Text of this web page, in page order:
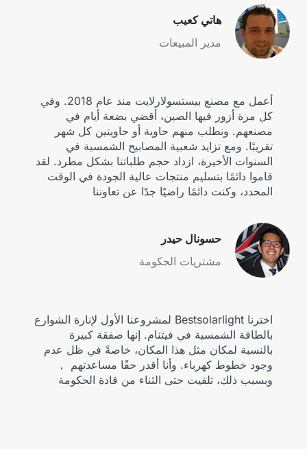
هاتي كعيب
مدير المبيعات
أعمل مع مصنع بيستسولارلايت منذ عام 2018. وفي
كل مرة أزور فيها الصين، أقضي بضعة أيام في
مصنعهم. ونطلب منهم حاوية أو حاويتين كل شهر
تقريبًا. ومع تزايد شعبية المصابيح الشمسية في
السنوات الأخيرة، ازداد حجم طلباتنا بشكل مطرد. لقد
قاموا دائمًا بتسليم منتجات عالية الجودة في الوقت
المحدد، وكنت دائمًا راضيًا جدًا عن تعاوننا
حسونال حيدر
مشتريات الحكومة
اخترنا Bestsolarlight لمشروعنا الأول لإنارة الشوارع
بالطاقة الشمسية في فيتنام. إنها صفقة كبيرة
بالنسبة لمكان مثل هذا المكان، خاصةً في ظل عدم
وجود خطوط كهرباء. وأنا أقدر حقًا مساعدتهم ，
وبسبب ذلك، تلقيت حتى الثناء من قادة الحكومة